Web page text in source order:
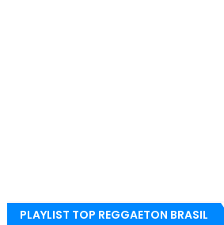
PLAYLIST TOP REGGAETON BRASIL